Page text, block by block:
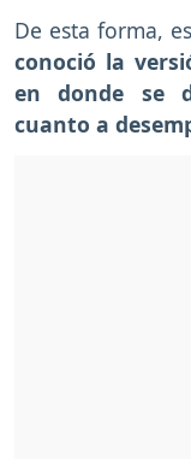
De esta forma,
conoció la
en donde se
cuanto a